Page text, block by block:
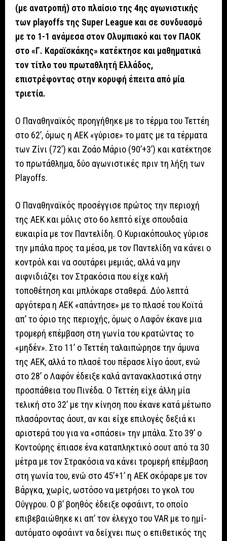
(με ανατροπή) στο πλαίσιο της 4ης αγωνιστικής
των playoffs της Super League και σε συνδυασμό
με το 1-1 ανάμεσα στον Ολυμπιακό και τον ΠΑΟΚ
στο «Γ. Καραϊσκάκης» κατέκτησε και μαθηματικά
τον τίτλο του πρωταθλητή Ελλάδος,
επιστρέφοντας στην κορυφή έπειτα από μία
τριετία.
Ο Παναθηναϊκός προηγήθηκε με το τέρμα του Τεττέη
στο 62’, όμως η ΑΕΚ «γύρισε» το ματς με τα τέρματα
των Ζίνι (72’) και Ζοάο Μάριο (90’+3’) και κατέκτησε
το πρωτάθλημα, δύο αγωνιστικές πριν τη λήξη των
Playoffs.
Ο Παναθηναϊκός προσέγγισε πρώτος την περιοχή
της ΑΕΚ και μόλις στο 6ο λεπτό είχε σπουδαία
ευκαιρία με τον Παντελίδη. Ο Κυριακόπουλος γύρισε
την μπάλα προς τα μέσα, με τον Παντελίδη να κάνει ο
κοντρόλ και να σουτάρει μεμιάς, αλλά να μην
αιφνιδιάζει τον Στρακόσια που είχε καλή
τοποθέτηση και μπλόκαρε σταθερά. Δύο λεπτά
αργότερα η ΑΕΚ «απάντησε» με το πλασέ του Κοϊτά
απ’ το όριο της περιοχής, όμως ο Λαφόν έκανε μια
τρομερή επέμβαση στη γωνία του κρατώντας το
«μηδέν». Στο 11’ ο Τεττέη ταλαιπώρησε την άμυνα
της ΑΕΚ, αλλά το πλασέ του πέρασε λίγο άουτ, ενώ
στο 28’ ο Λαφόν έδειξε καλά αντανακλαστικά στην
προσπάθεια του Πινέδα. Ο Τεττέη είχε άλλη μία
τελική στο 32’ με την κίνηση που έκανε κατά μέτωπο
πλασάροντας άουτ, αν και είχε επιλογές δεξιά κι
αριστερά του για να «σπάσει» την μπάλα. Στο 39’ ο
Κοντούρης έπιασε ένα καταπληκτικό σουτ από τα 30
μέτρα με τον Στρακόσια να κάνει τρομερή επέμβαση
στη γωνία του, ενώ στο 45’+1’ η ΑΕΚ σκόραρε με τον
Βάργκα, χωρίς, ωστόσο να μετρήσει το γκολ του
Ούγγρου. Ο β’ βοηθός έδειξε οφσάιντ, το οποίο
επιβεβαιώθηκε κι απ’ τον έλεγχο του VAR με το ημί-
αυτόματο οφσάιντ να δείχνει πως ο επιθετικός της